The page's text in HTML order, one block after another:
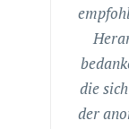
die
der